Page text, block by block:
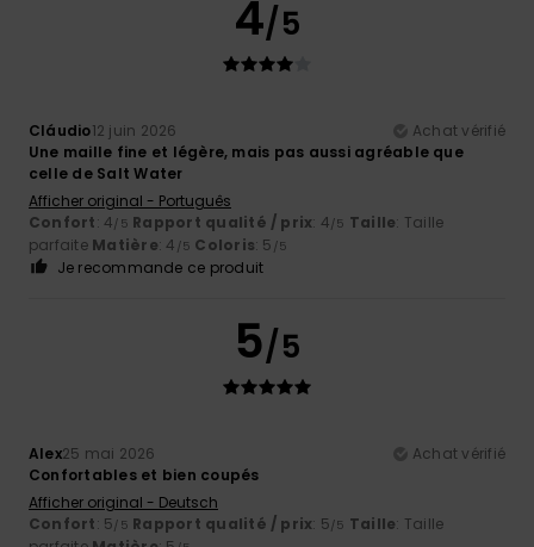
4/5
Cláudio12 juin 2026
Achat vérifié
Une maille fine et légère, mais pas aussi agréable que
celle de Salt Water
Afficher original - Português
Confort: 4/5 Rapport qualité / prix: 4/5 Taille: Taille
parfaite Matière: 4 /5 Coloris: 5 /5
Je recommande ce produit
5/5
Alex25 mai 2026
Achat vérifié
Confortables et bien coupés
Afficher original - Deutsch
Confort: 5/5 Rapport qualité / prix: 5/5 Taille: Taille